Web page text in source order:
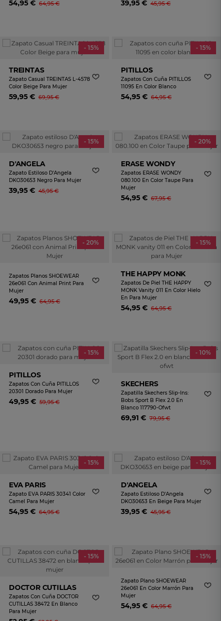
54,95 € 64,95 € 39,95 € 45,95 €
- 15%
TREINTAS
Zapato Casual TREINTAS L-4578
Color Beige Para Mujer
59,95 € 69,95 €
- 15%
PITILLOS
Zapatos Con Cuña PITILLOS
11095 En Color Blanco
54,95 € 64,95 €
- 15%
D'ANGELA
Zapato Estiloso D'Angela
DKO30653 Negro Para Mujer
39,95 € 45,95 €
- 20%
ERASE WONDY
Zapatos ERASE WONDY
080.100 En Color Taupe Para
Mujer
54,95 € 67,95 €
- 20%
Zapatos Planos SHOEWEAR
26e061 Con Animal Print Para
Mujer
49,95 € 64,95 €
- 15%
THE HAPPY MONK
Zapatos De Piel THE HAPPY
MONK Vanity 011 En Color Hielo
En Para Mujer
54,95 € 64,95 €
- 15%
PITILLOS
Zapatos Con Cuña PITILLOS
20301 Dorado Para Mujer
49,95 € 59,95 €
- 10%
SKECHERS
Zapatilla Skechers Slip-Ins:
Bobs Sport B Flex 2.0 En
Blanco 117790-Ofwt
69,91 € 79,95 €
- 15%
EVA PARIS
Zapato EVA PARIS 30341 Color
Camel Para Mujer
54,95 € 64,95 €
- 15%
D'ANGELA
Zapato Estiloso D'Angela
DKO30653 En Beige Para Mujer
39,95 € 45,95 €
- 15%
DOCTOR CUTILLAS
Zapatos Con Cuña DOCTOR
CUTILLAS 38472 En Blanco
Para Mujer
- 15%
Zapato Plano SHOEWEAR
26e061 En Color Marrón Para
Mujer
54,95 € 64,95 €